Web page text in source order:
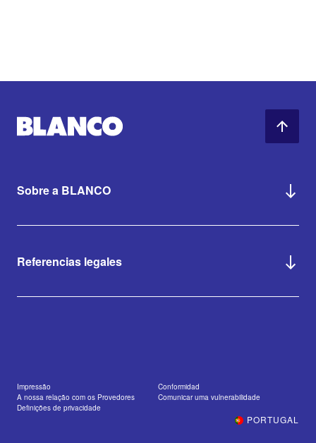
Sobre a BLANCO
Referencias legales
Impressão
Conformidad
A nossa relação com os Provedores
Comunicar uma vulnerabilidade
Definições de privacidade
PORTUGAL